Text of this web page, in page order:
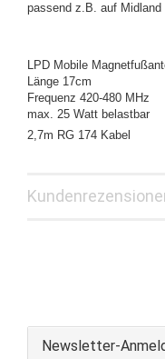
passend z.B. auf
LPD Mobile
Länge 17cm
Frequenz 420-480 MHz
max. 25 Watt belastbar
2,7m RG 174 Kabel
Newsletter-